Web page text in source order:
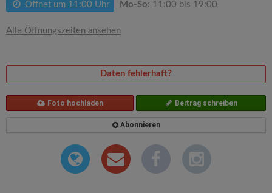
Öffnet um 11:00 Uhr Mo-So: 11:00 bis 19:00
Alle Öffnungszeiten ansehen
Daten fehlerhaft?
Foto hochladen Beitrag schreiben
Abonnieren
n